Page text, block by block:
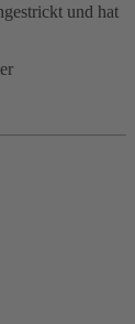
und hat